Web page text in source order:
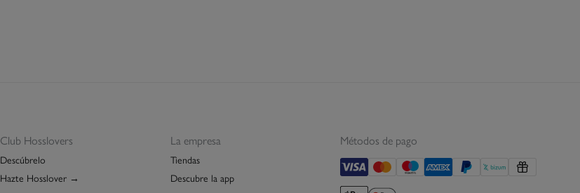
Club Hosslovers
Descúbrelo
Hazte Hosslover →
La empresa
Tiendas
Descubre la app
Métodos de pago